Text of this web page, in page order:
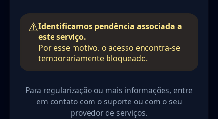
Identificamos pendência associada a
este serviço.
Por esse motivo, o acesso encontra-se
temporariamente bloqueado.
Para regularização ou mais informações, entre
em contato com o suporte ou com o seu
provedor de serviços.